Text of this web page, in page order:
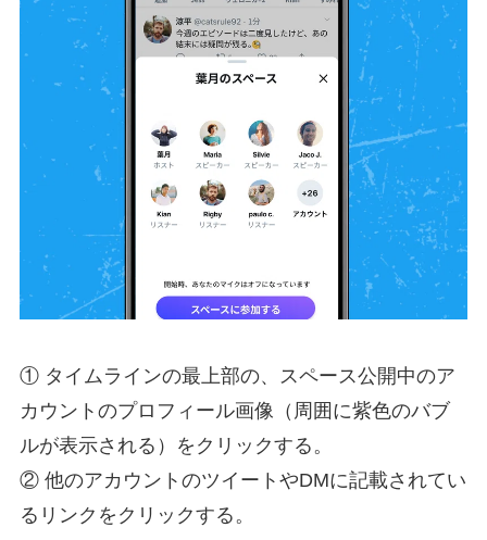
① タイムラインの最上部の、スペース公開中のア
カウントのプロフィール画像（周囲に紫色のバブ
ルが表示される）をクリックする。
② 他のアカウントのツイートやDMに記載されてい
るリンクをクリックする。